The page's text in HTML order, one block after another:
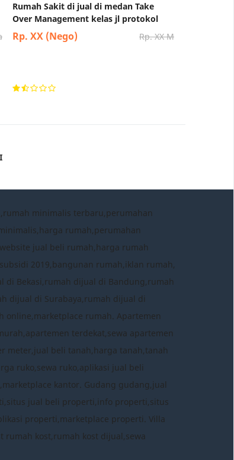
Rumah Sakit di jual di medan Take
Over Management kelas jl protokol
Rp. XX M
Rp. XX (Nego)
minimalis terbaru,perumahan
rumah,perumahan
jual beli rumah,harga rumah
2019,bangunan rumah,iklan rumah,
Bekasi,rumah dijual di Bandung,rumah
dijual di Surabaya,rumah dijual di
rumah. Apartemen
terdekat,sewa apartemen
meter,jual beli tanah,harga tanah,tanah
ruko,sewa ruko,aplikasi jual beli
kantor. Gudang gudang,jual
jual beli properti,info properti,situs
properti,marketplace properti. Villa
rumah kost,rumah kost dijual,sewa